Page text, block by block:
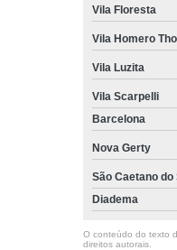
Vila Floresta
Vila Homero
Vila Luzita
Vila Scarpelli
Barcelona
Nova Gerty
São Caetano do
Diadema
O conteúdo do texto
direitos autorais